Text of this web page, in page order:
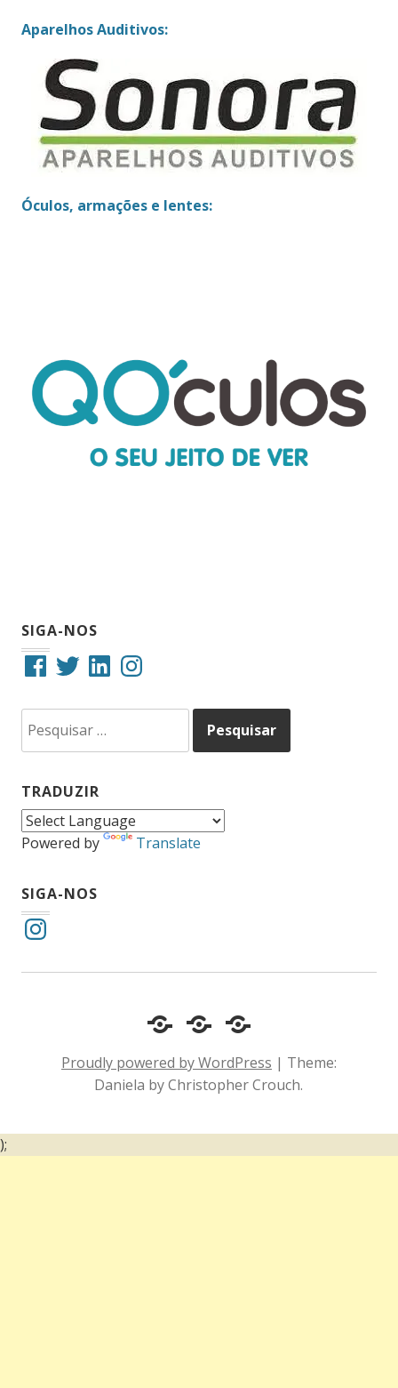
Aparelhos Auditivos:
Óculos, armações e lentes:
SIGA-NOS
FacebookTwitterLinkedInInstagram
por:
TRADUZIR
Powered by Translate
SIGA-NOS
Instagram
Cotidiano
Comportamento
Inclusão
e
Acessibilidade
Diário
um
surdo
Proudly powered by WordPress | Theme:
Daniela by Christopher Crouch.
);